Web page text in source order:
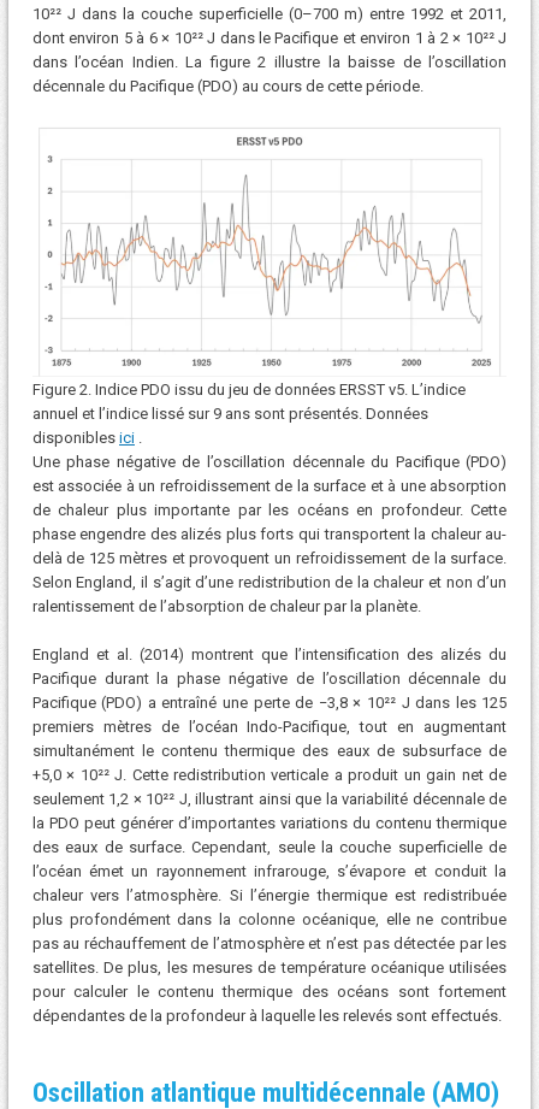
10²² J dans la couche superficielle (0–700 m) entre 1992 et 2011,
dont environ 5 à 6 × 10²² J dans le Pacifique et environ 1 à 2 × 10²² J
dans l’océan Indien. La figure 2 illustre la baisse de l’oscillation
décennale du Pacifique (PDO) au cours de cette période.
Figure 2. Indice PDO issu du jeu de données ERSST v5. L’indice
annuel et l’indice lissé sur 9 ans sont présentés. Données
disponibles ici.
Une phase négative de l’oscillation décennale du Pacifique (PDO)
est associée à un refroidissement de la surface et à une absorption
de chaleur plus importante par les océans en profondeur. Cette
phase engendre des alizés plus forts qui transportent la chaleur au-
delà de 125 mètres et provoquent un refroidissement de la surface.
Selon England, il s’agit d’une redistribution de la chaleur et non d’un
ralentissement de l’absorption de chaleur par la planète.
England et al. (2014) montrent que l’intensification des alizés du
Pacifique durant la phase négative de l’oscillation décennale du
Pacifique (PDO) a entraîné une perte de −3,8 × 10²² J dans les 125
premiers mètres de l’océan Indo-Pacifique, tout en augmentant
simultanément le contenu thermique des eaux de subsurface de
+5,0 × 10²² J. Cette redistribution verticale a produit un gain net de
seulement 1,2 × 10²² J, illustrant ainsi que la variabilité décennale de
la PDO peut générer d’importantes variations du contenu thermique
des eaux de surface. Cependant, seule la couche superficielle de
l’océan émet un rayonnement infrarouge, s’évapore et conduit la
chaleur vers l’atmosphère. Si l’énergie thermique est redistribuée
plus profondément dans la colonne océanique, elle ne contribue
pas au réchauffement de l’atmosphère et n’est pas détectée par les
satellites. De plus, les mesures de température océanique utilisées
pour calculer le contenu thermique des océans sont fortement
dépendantes de la profondeur à laquelle les relevés sont effectués.
Oscillation atlantique multidécennale (AMO)